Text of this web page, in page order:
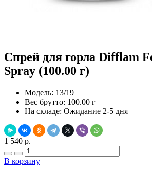
Спрей для горла Difflam
Spray (100.00 г)
Модель: 13/19
Вес брутто: 100.00 г
На складе: Ожидание 2-5 дня
1 540 р.
В корзину